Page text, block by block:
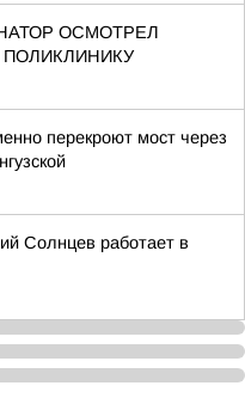
ОСМОТРЕЛ
перекроют мост через
Солнцев работает в